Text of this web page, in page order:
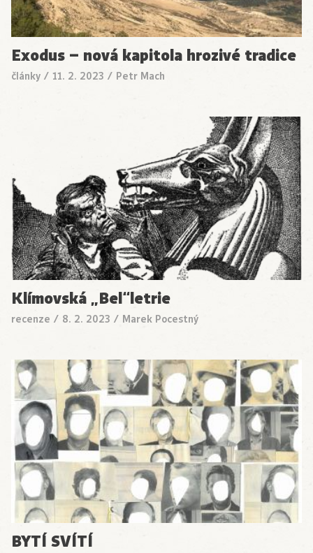
Exodus – nová kapitola hrozivé tradice
články / 11. 2. 2023 / Petr Mach
Klímovská „Bel“letrie
recenze / 8. 2. 2023 / Marek Pocestný
BYTÍ SVÍTÍ